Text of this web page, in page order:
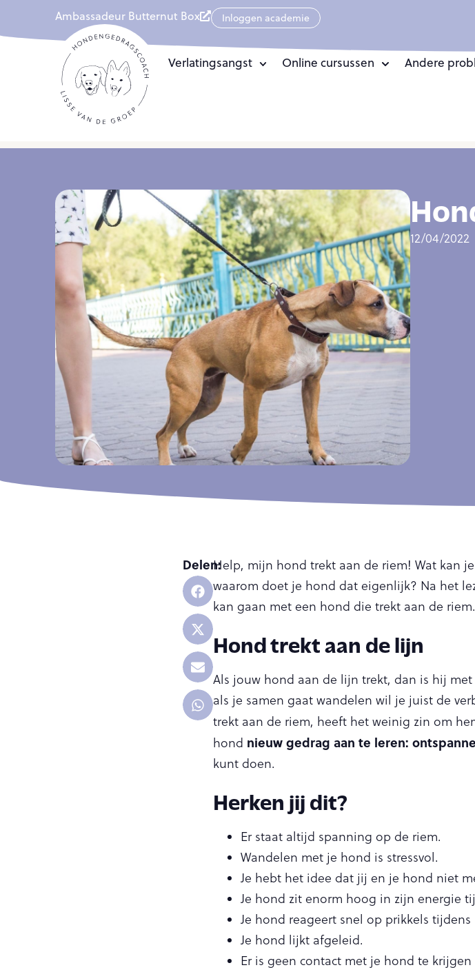
Ambassadeur Butternut Box Inloggen academie
Verlatingsangst Online cursussen Andere
12/04/2022
Delen:Help, mijn hond trekt aan de riem! Wat kan
waarom doet je hond dat eigenlijk? Na het
kan gaan met een hond die trekt aan de riem.
Hond trekt aan de lijn
Als jouw hond aan de lijn trekt, dan is hij
als je samen gaat wandelen wil je juist de
trekt aan de riem, heeft het weinig zin om
hond nieuw gedrag aan te leren:
kunt doen.
Herken jij dit?
Er staat altijd spanning op de riem.
Wandelen met je hond is stressvol.
Je hebt het idee dat jij en je hond niet
Je hond zit enorm hoog in zijn energie
Je hond reageert snel op prikkels
Je hond lijkt afgeleid.
Er is geen contact met je hond te